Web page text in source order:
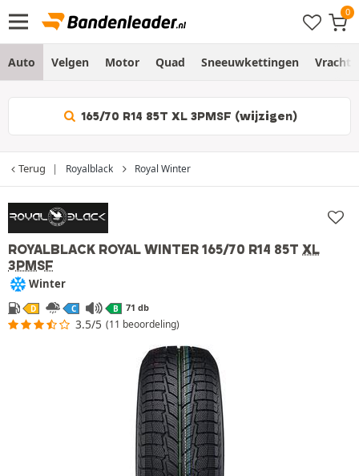
Auto Velgen Motor Quad Sneeuwkettingen
165/70 R14 85T XL 3PMSF (wijzigen)
Terug Royalblack Royal Winter
ROYALBLACK ROYAL WINTER 165/70 R14 85T XL
3PMSF
Winter
D C B 71 db
3.5/5 (11 beoordeling)